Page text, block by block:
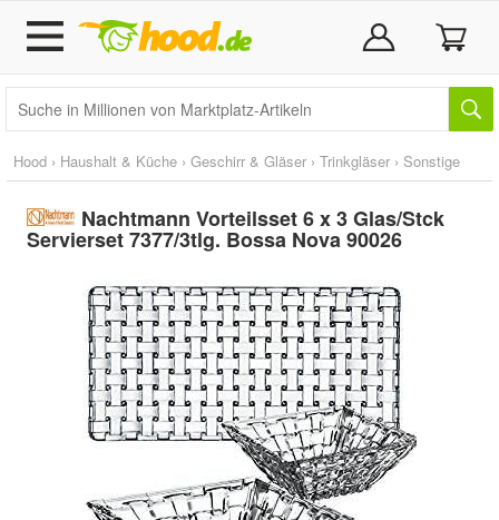
Hood › Haushalt & Küche › Geschirr & Gläser › Trinkgläser › Sonstige
Nachtmann Vorteilsset 6 x 3 Glas/Stck
Servierset 7377/3tlg. Bossa Nova 90026